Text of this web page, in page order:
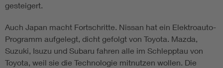
gesteigert.
Auch Japan macht Fortschritte. Nissan hat ein Elektroauto-
Programm aufgelegt, dicht gefolgt von Toyota. Mazda,
Suzuki, Isuzu und Subaru fahren alle im Schlepptau von
Toyota, weil sie die Technologie mitnutzen wollen. Die